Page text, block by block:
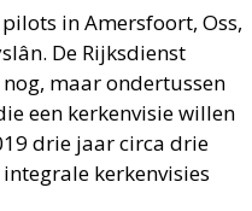
in Amersfoort, Oss,
De Rijksdienst
maar ondertussen
een kerkenvisie willen
drie jaar circa drie
kerkenvisies